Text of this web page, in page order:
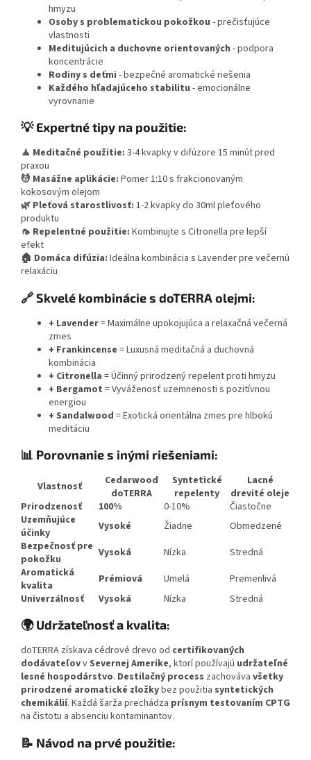
hmyzu
Osoby s problematickou pokožkou - prečisťujúce
vlastnosti
Meditujúcich a duchovne orientovaných - podpora
koncentrácie
Rodiny s deťmi - bezpečné aromatické riešenia
Každého hľadajúceho stabilitu - emocionálne
vyrovnanie
💡 Expertné tipy na použitie:
🧘 Meditačné použitie: 3-4 kvapky v difúzore 15 minút pred
praxou
💆 Masážne aplikácie: Pomer 1:10 s frakcionovaným
kokosovým olejom
🌿 Pleťová starostlivosť: 1-2 kvapky do 30ml pleťového
produktu
🦟 Repelentné použitie: Kombinujte s Citronella pre lepší
efekt
🏠 Domáca difúzia: Ideálna kombinácia s Lavender pre večernú
relaxáciu
🔗 Skvelé kombinácie s doTERRA olejmi:
+ Lavender= Maximálne upokojujúca a relaxačná večerná
zmes
+ Frankincense = Luxusná meditačná a duchovná
kombinácia
+ Citronella = Účinný prirodzený repelent proti hmyzu
+ Bergamot = Vyváženosť uzemnenosti s pozitívnou
energiou
+ Sandalwood = Exotická orientálna zmes pre hlbokú
meditáciu
📊 Porovnanie s inými riešeniami:
Vlastnosť
Cedarwood
doTERRA
Syntetické
repelenty
Lacné
drevité oleje
Prirodzenosť
100% 0-10%
Čiastočne
Uzemňujúce
účinky
Vysoké Žiadne
Obmedzené
Bezpečnosť pre
pokožku
Vysoká Nízka
Stredná
Aromatická
kvalita
Prémiová Umelá
Premenlivá
Univerzálnosť
Vysoká Nízka Stredná
🌍 Udržateľnosť a kvalita:
doTERRA získava cédrové drevo od certifikovaných
dodávateľovvSevernej Amerike, ktorí používajú udržateľné
lesné hospodárstvo. Destilačný process zachováva všetky
prirodzené aromatické zložkybez použitia syntetických
chemikálií. Každá šarža prechádza prísnym testovaním CPTG
na čistotu a absenciu kontaminantov.
📝 Návod na prvé použitie: